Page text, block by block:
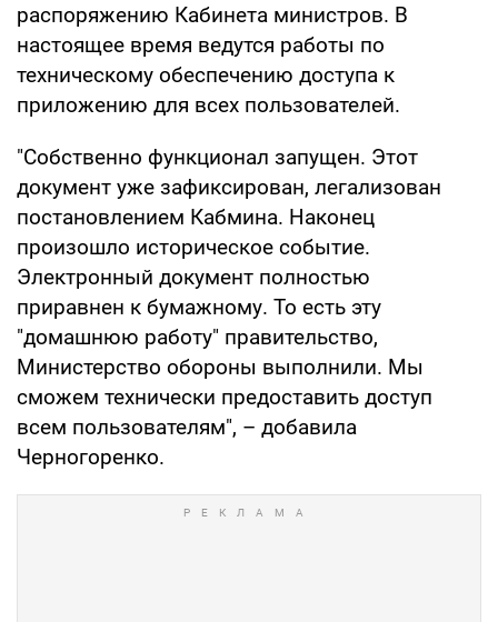
распоряжению Кабинета министров. В
настоящее время ведутся работы по
техническому обеспечению доступа к
приложению для всех пользователей.
"Собственно функционал запущен. Этот
документ уже зафиксирован, легализован
постановлением Кабмина. Наконец
произошло историческое событие.
Электронный документ полностью
приравнен к бумажному. То есть эту
"домашнюю работу" правительство,
Министерство обороны выполнили. Мы
сможем технически предоставить доступ
всем пользователям", – добавила
Черногоренко.